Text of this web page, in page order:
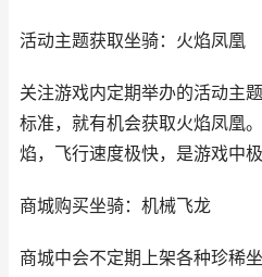
活动主题获取坐骑：火焰凤凰
关注游戏内定期举办的活动主
标准，就有机会获取火焰凤凰
焰，飞行速度极快，是游戏中
商城购买坐骑：机械飞龙
商城中会不定期上架各种珍稀